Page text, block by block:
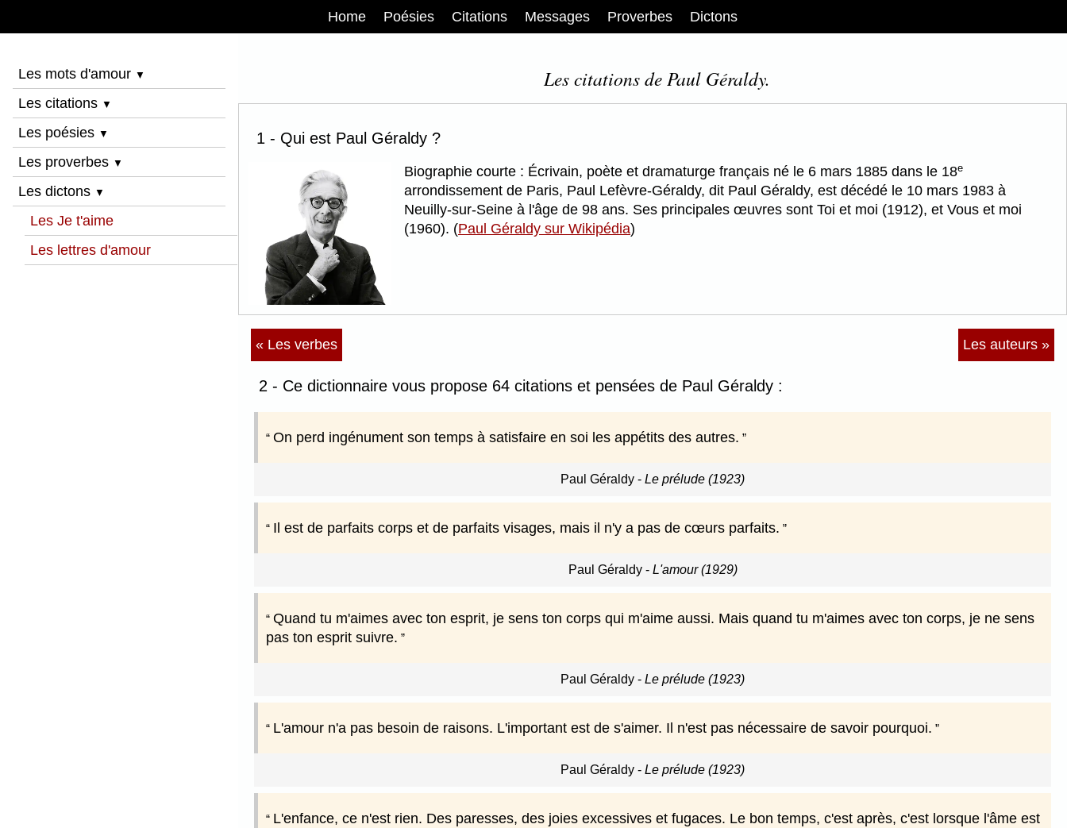
Home Poésies Citations Messages Proverbes Dictons
Les mots d'amour ▼
Les citations ▼
Les poésies ▼
Les proverbes ▼
Les dictons ▼
Les Je t'aime
Les lettres d'amour
Les citations de Paul Géraldy.
1 - Qui est Paul Géraldy ?
Biographie courte : Écrivain, poète et dramaturge français né le 6 mars 1885 dans le 18e
arrondissement de Paris, Paul Lefèvre-Géraldy, dit Paul Géraldy, est décédé le 10 mars 1983 à
Neuilly-sur-Seine à l'âge de 98 ans. Ses principales œuvres sont Toi et moi (1912), et Vous et moi
(1960). (Paul Géraldy sur Wikipédia)
« Les verbes Les auteurs »
2 - Ce dictionnaire vous propose 64 citations et pensées de Paul Géraldy :
On perd ingénument son temps à satisfaire en soi les appétits des autres.
Paul Géraldy - Le prélude (1923)
Il est de parfaits corps et de parfaits visages, mais il n'y a pas de cœurs parfaits.
Paul Géraldy- L'amour (1929)
Quand tu m'aimes avec ton esprit, je sens ton corps qui m'aime aussi. Mais quand tu m'aimes avec ton corps, je ne sens
pas ton esprit suivre.
Paul Géraldy - Le prélude (1923)
L'amour n'a pas besoin de raisons. L'important est de s'aimer. Il n'est pas nécessaire de savoir pourquoi.
Paul Géraldy - Le prélude (1923)
L'enfance, ce n'est rien. Des paresses, des joies excessives et fugaces. Le bon temps, c'est après, c'est lorsque l'âme est